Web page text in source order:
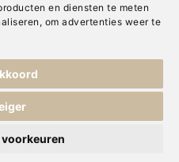
en diensten te meten
, om advertenties weer te